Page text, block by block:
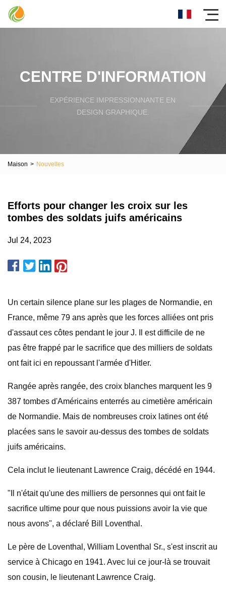
CENTRE D'INFORMATION
EXPÉRIENCE IMPRESSIONNANTE EN
DESIGN GRAPHIQUE.
Maison > Nouvelles
Efforts pour changer les croix sur les
tombes des soldats juifs américains
Jul 24, 2023
Un certain silence plane sur les plages de Normandie, en
France, même 79 ans après que les forces alliées ont pris
d'assaut ces côtes pendant le jour J. Il est difficile de ne
pas être frappé par le sacrifice que des milliers de soldats
ont fait ici en repoussant l'armée d'Hitler.
Rangée après rangée, des croix blanches marquent les 9
387 tombes d'Américains enterrés au cimetière américain
de Normandie. Mais de nombreuses croix latines ont été
placées sans le savoir au-dessus des tombes de soldats
juifs américains.
Cela inclut le lieutenant Lawrence Craig, décédé en 1944.
"Il n'était qu'une des milliers de personnes qui ont fait le
sacrifice ultime pour que nous puissions avoir la vie que
nous avons", a déclaré Bill Loventhal.
Le père de Loventhal, William Loventhal Sr., s'est inscrit au
service à Chicago en 1941. Avec lui ce jour-là se trouvait
son cousin, le lieutenant Lawrence Craig.